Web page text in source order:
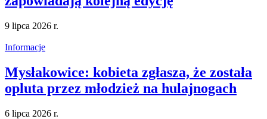
9 lipca 2026 r.
Informacje
Mysłakowice: kobieta zgłasza, że została
opluta przez młodzież na hulajnogach
6 lipca 2026 r.